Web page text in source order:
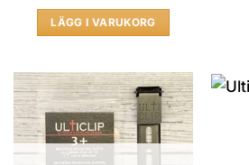
LÄGG I VARUKORG